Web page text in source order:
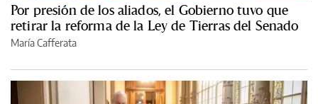
Por presión de los aliados, el Gobierno tuvo que
retirar la reforma de la Ley de Tierras del Senado
María Cafferata